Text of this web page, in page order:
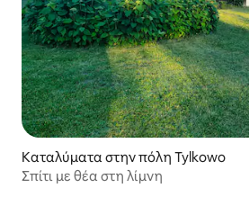
Καταλύματα στην πόλη Tylkowo
Σπίτι με θέα στη λίμνη